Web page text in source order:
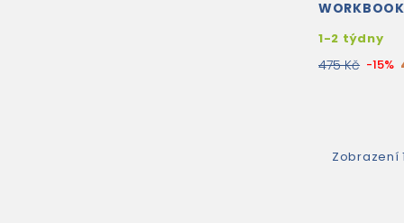
WORKBOOK
1-2 týdny
475 Kč -15%
Zobrazení